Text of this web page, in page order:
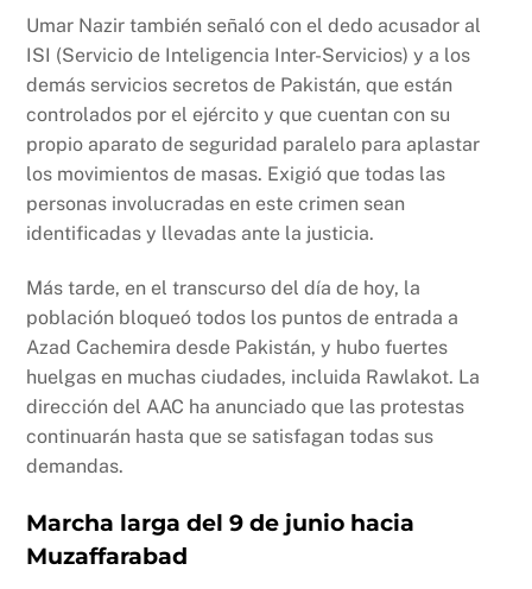
Umar Nazir también señaló con el dedo acusador al
ISI (Servicio de Inteligencia Inter-Servicios) y a los
demás servicios secretos de Pakistán, que están
controlados por el ejército y que cuentan con su
propio aparato de seguridad paralelo para aplastar
los movimientos de masas. Exigió que todas las
personas involucradas en este crimen sean
identificadas y llevadas ante la justicia.
Más tarde, en el transcurso del día de hoy, la
población bloqueó todos los puntos de entrada a
Azad Cachemira desde Pakistán, y hubo fuertes
huelgas en muchas ciudades, incluida Rawlakot. La
dirección del AAC ha anunciado que las protestas
continuarán hasta que se satisfagan todas sus
demandas.
Marcha larga del 9 de junio hacia
Muzaffarabad